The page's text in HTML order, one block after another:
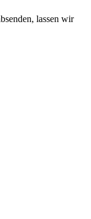
lassen wir